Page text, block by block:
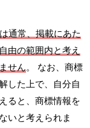
通常、掲載にあた
由の範囲内と考え
せん。 なお、商標
した上で、自分自
ると、商標情報を
いと考えられま